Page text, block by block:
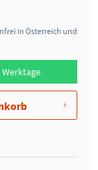
in Österreich und